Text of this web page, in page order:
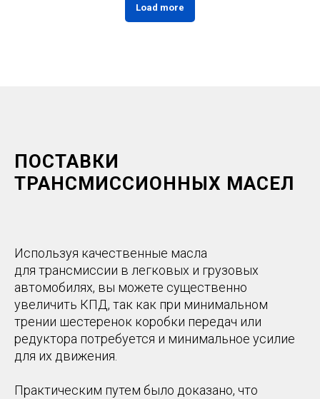
Load more
ПОСТАВКИ
ТРАНСМИССИОННЫХ МАСЕЛ
Используя качественные масла
для трансмиссии в легковых и грузовых
автомобилях, вы можете существенно
увеличить КПД, так как при минимальном
трении шестеренок коробки передач или
редуктора потребуется и минимальное усилие
для их движения.
Практическим путем было доказано, что